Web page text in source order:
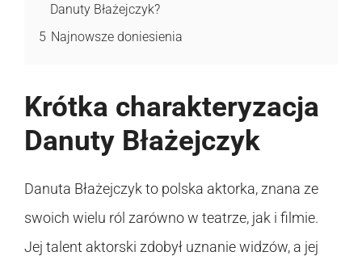
Danuty Błażejczyk?
5 Najnowsze doniesienia
Krótka charakteryzacja
Danuty Błażejczyk
Danuta Błażejczyk to polska aktorka, znana ze
swoich wielu ról zarówno w teatrze, jak i filmie.
Jej talent aktorski zdobył uznanie widzów, a jej